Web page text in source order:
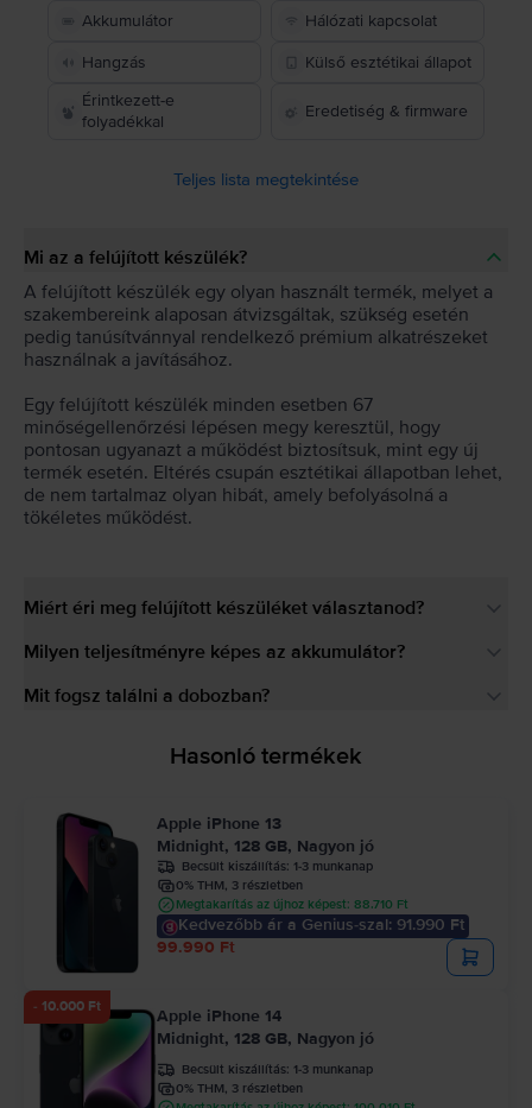
Akkumulátor Hálózati kapcsolat
Hangzás
Külső esztétikai állapot
Érintkezett-e
folyadékkal
Eredetiség & firmware
Teljes lista megtekintése
Mi az a felújított készülék?
A felújított készülék egy olyan használt termék, melyet a
szakembereink alaposan átvizsgáltak, szükség esetén
pedig tanúsítvánnyal rendelkező prémium alkatrészeket
használnak a javításához.
Egy felújított készülék minden esetben 67
minőségellenőrzési lépésen megy keresztül, hogy
pontosan ugyanazt a működést biztosítsuk, mint egy új
termék esetén. Eltérés csupán esztétikai állapotban lehet,
de nem tartalmaz olyan hibát, amely befolyásolná a
tökéletes működést.
Miért éri meg felújított készüléket választanod?
Milyen teljesítményre képes az akkumulátor?
Mit fogsz találni a dobozban?
Hasonló termékek
Apple iPhone 13
Midnight, 128 GB, Nagyon jó
Becsült kiszállítás: 1-3 munkanap
0% THM, 3 részletben
Megtakarítás az újhoz képest: 88.710 Ft
Kedvezőbb ár a Genius-szal: 91.990 Ft
99.990 Ft
- 10.000 Ft
Apple iPhone 14
Midnight, 128 GB, Nagyon jó
Becsült kiszállítás: 1-3 munkanap
0% THM, 3 részletben